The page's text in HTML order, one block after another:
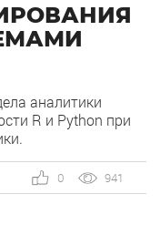
аналитики
R и Python при
941
0